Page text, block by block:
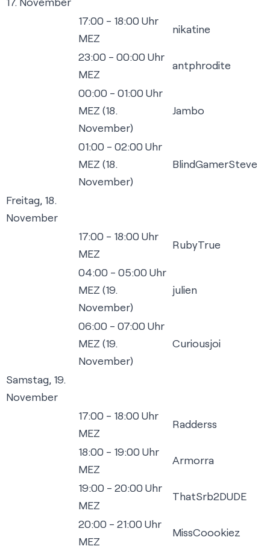
17:00 - 18:00 Uhr
MEZ
nikatine
23:00 - 00:00 Uhr
MEZ
antphrodite
00:00 - 01:00 Uhr
MEZ (18.
November)
Jambo
01:00 - 02:00 Uhr
MEZ (18.
November)
BlindGamerSteve
Freitag, 18.
November
17:00 - 18:00 Uhr
MEZ
RubyTrue
04:00 - 05:00 Uhr
MEZ (19.
November)
julien
06:00 - 07:00 Uhr
MEZ (19.
November)
Curiousjoi
Samstag, 19.
November
17:00 - 18:00 Uhr
MEZ
Radderss
18:00 - 19:00 Uhr
MEZ
Armorra
19:00 - 20:00 Uhr
MEZ
ThatSrb2DUDE
20:00 - 21:00 Uhr
MEZ
MissCoookiez